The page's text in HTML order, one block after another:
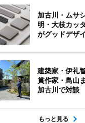
加古川・ムサ
明・大枝カッ
がグッドデザ
建築家・伊礼
賞作家・鳥山
加古川で対談
もっと見る